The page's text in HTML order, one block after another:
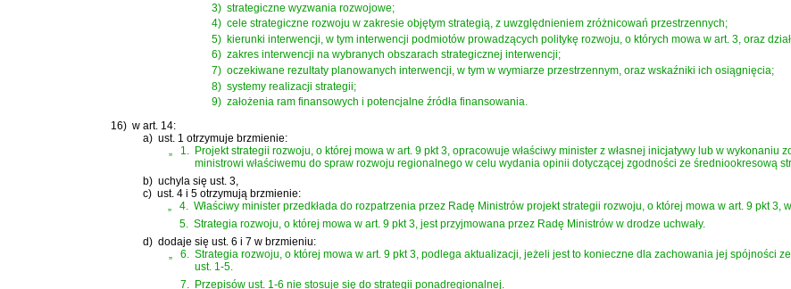
3) strategiczne wyzwania rozwojowe;
4) cele strategiczne rozwoju w zakresie objętym strategią, z uwzględnieniem zróżnicowań przestrzennych;
5) kierunki interwencji, w tym interwencji podmiotów prowadzących politykę rozwoju, o których mowa w art. 3, oraz
6) zakres interwencji na wybranych obszarach strategicznej interwencji;
7) oczekiwane rezultaty planowanych interwencji, w tym w wymiarze przestrzennym, oraz wskaźniki ich osiągnięcia;
8) systemy realizacji strategii;
9) założenia ram finansowych i potencjalne źródła finansowania.
16) w art. 14:
a) ust. 1 otrzymuje brzmienie:
„
1. Projekt strategii rozwoju, o której mowa w art. 9 pkt 3, opracowuje właściwy minister z własnej inicjatywy lub w wykonaniu
ministrowi właściwemu do spraw rozwoju regionalnego w celu wydania opinii dotyczącej zgodności ze średniookresową
b) uchyla się ust. 3,
c) ust. 4 i 5 otrzymują brzmienie:
„
4. Właściwy minister przedkłada do rozpatrzenia przez Radę Ministrów projekt strategii rozwoju, o której mowa w art. 9 pkt 3,
5. Strategia rozwoju, o której mowa w art. 9 pkt 3, jest przyjmowana przez Radę Ministrów w drodze uchwały.
d) dodaje się ust. 6 i 7 w brzmieniu:
„
6. Strategia rozwoju, o której mowa w art. 9 pkt 3, podlega aktualizacji, jeżeli jest to konieczne dla zachowania jej spójności
ust. 1-5.
7. Przepisów ust. 1-6 nie stosuje się do strategii ponadregionalnej.